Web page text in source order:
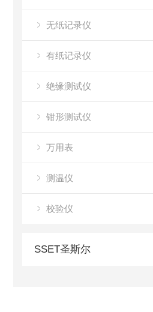
无纸记录仪
有纸记录仪
绝缘测试仪
钳形测试仪
万用表
测温仪
校验仪
SSET圣斯尔